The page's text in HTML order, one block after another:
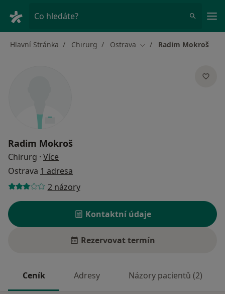
Co hledáte?
Hlavní Stránka Chirurg Ostrava Změna města
Radim Mokroš
Radim Mokroš
Chirurg · Více
Ostrava 1 adresa
2 názory
Kontaktní údaje
Rezervovat termín
Ceník Adresy Názory pacientů (2)